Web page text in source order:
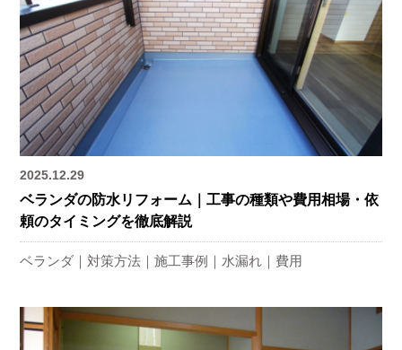
2025.12.29
ベランダの防水リフォーム｜工事の種類や費用相場・依
頼のタイミングを徹底解説
ベランダ 対策方法 施工事例 水漏れ 費用